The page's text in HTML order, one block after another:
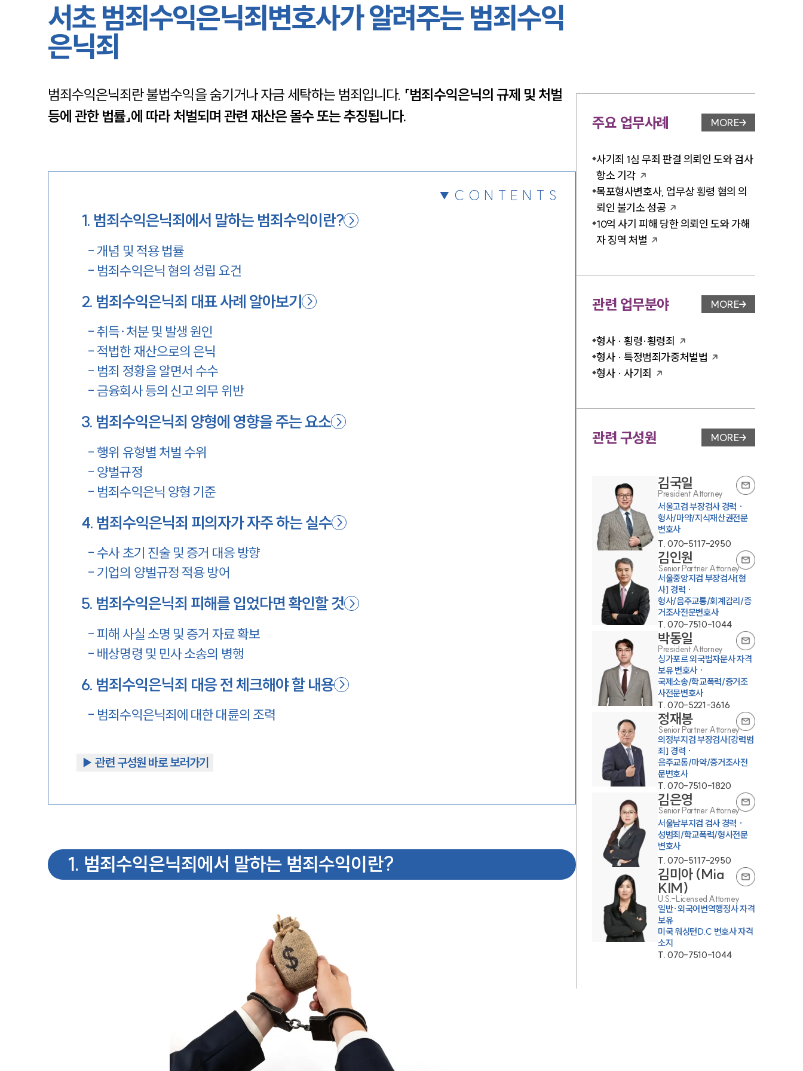
채용정보
서초 범죄수익은닉죄변호사가 알려주는 범죄수익
은닉죄
범죄수익은닉죄란 불법수익을 숨기거나 자금 세탁하는 범죄입니다. 「범죄수익은닉의 규제 및 처벌
등에 관한 법률」에 따라 처벌되며 관련 재산은 몰수 또는 추징됩니다.
CONTENTS
1. 범죄수익은닉죄에서 말하는 범죄수익이란?
-개념 및 적용 법률
- 범죄수익은닉 혐의 성립 요건
2. 범죄수익은닉죄 대표 사례 알아보기
-취득·처분 및 발생 원인
- 적법한 재산으로의 은닉
- 범죄 정황을 알면서 수수
- 금융회사 등의 신고 의무 위반
3. 범죄수익은닉죄 양형에 영향을 주는 요소
-행위 유형별 처벌 수위
- 양벌규정
- 범죄수익은닉 양형 기준
4. 범죄수익은닉죄 피의자가 자주 하는 실수
- 수사 초기 진술 및 증거 대응 방향
- 기업의 양벌규정 적용 방어
5. 범죄수익은닉죄 피해를 입었다면 확인할 것
-피해 사실 소명 및 증거 자료 확보
- 배상명령 및 민사 소송의 병행
6. 범죄수익은닉죄 대응 전 체크해야 할 내용
- 범죄수익은닉죄에 대한 대륜의 조력
▶︎ 관련 구성원 바로 보러가기
1. 범죄수익은닉죄에서 말하는 범죄수익이란?
주요 업무사례 업무사례 페이지 이
MORE
사기죄 1심 무죄 판결 의뢰인 도와 검사
항소 기각
목포형사변호사, 업무상 횡령 혐의 의
뢰인 불기소 성공
10억 사기 피해 당한 의뢰인 도와 가해
자 징역 처벌
관련 업무분야 업무분야 페이지 이
MORE
형사 · 횡령·횡령죄
형사 · 특정범죄가중처벌법
형사 · 사기죄
관련 구성원 변호사 페이지 이동
MORE
김국일
President Attorney
서울고검 부장검사 경력 ·
형사/마약/지식재산권전문
변호사
T.070-5117-2950
김인원
Senior Partner Attorney
서울중앙지검 부장검사[형
사] 경력 ·
형사/음주교통/회계감리/증
거조사전문변호사
T.070-7510-1044
박동일
President Attorney
싱가포르 외국법자문사 자격
보유 변호사 ·
국제소송/학교폭력/증거조
사전문변호사
T.070-5221-3616
정재봉
Senior Partner Attorney
의정부지검 부장검사[강력범
죄] 경력 ·
음주교통/마약/증거조사전
문변호사
T.070-7510-1820
김은영
Senior Partner Attorney
서울남부지검 검사 경력 ·
성범죄/학교폭력/형사전문
변호사
T.070-5117-2950
김미아 (Mia
KIM)
U.S.-Licensed Attorney
일반·외국어번역행정사 자격
보유
미국 워싱턴D.C 변호사 자격
소지
T.070-7510-1044